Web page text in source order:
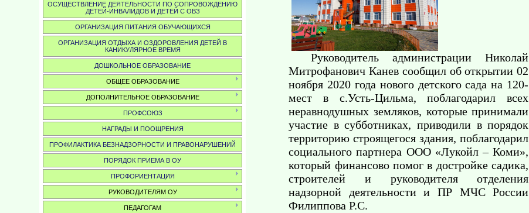
ОСУЩЕСТВЛЕНИЕ ДЕЯТЕЛЬНОСТИ ПО СОПРОВОЖДЕНИЮ
ДЕТЕЙ-ИНВАЛИДОВ И ДЕТЕЙ С ОВЗ
ОРГАНИЗАЦИЯ ПИТАНИЯ ОБУЧАЮЩИХСЯ
ОРГАНИЗАЦИЯ ОТДЫХА И ОЗДОРОВЛЕНИЯ ДЕТЕЙ В
КАНИКУЛЯРНОЕ ВРЕМЯ
ДОШКОЛЬНОЕ ОБРАЗОВАНИЕ
ОБЩЕЕ ОБРАЗОВАНИЕ
ДОПОЛНИТЕЛЬНОЕ ОБРАЗОВАНИЕ
ПРОФСОЮЗ
НАГРАДЫ И ПООЩРЕНИЯ
ПРОФИЛАКТИКА БЕЗНАДЗОРНОСТИ И ПРАВОНАРУШЕНИЙ
ПОРЯДОК ПРИЕМА В ОУ
ПРОФОРИЕНТАЦИЯ
РУКОВОДИТЕЛЯМ ОУ
ПЕДАГОГАМ
Руководитель администрации Николай
Митрофанович Канев сообщил об открытии 02
ноября 2020 года нового детского сада на 120-
мест в с.Усть-Цильма, поблагодарил всех
неравнодушных земляков, которые принимали
участие в субботниках, приводили в порядок
территорию строящегося здания, поблагодарил
социального партнера ООО «Лукойл – Коми»,
который финансово помог в достройке садика,
строителей и руководителя отделения
надзорной деятельности и ПР МЧС России
Филиппова Р.С.